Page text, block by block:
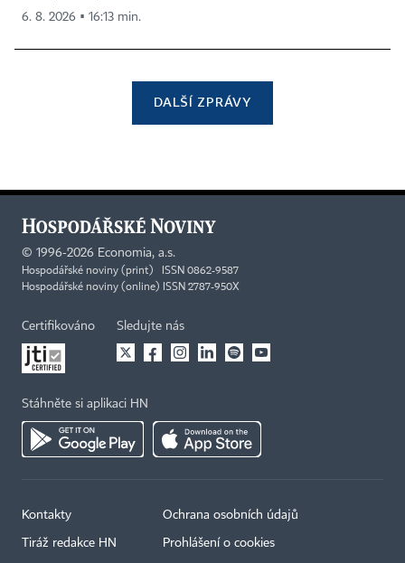
6. 8. 2026 ▪ 16:13 min.
DALŠÍ ZPRÁVY
© 1996-2026 Economia, a.s.
Hospodářské noviny (print) ISSN 0862-9587
Hospodářské noviny (online) ISSN 2787-950X
Certifikováno Sledujte nás
Stáhněte si aplikaci HN
Kontakty
Tiráž redakce HN
Ochrana osobních údajů
Prohlášení o cookies